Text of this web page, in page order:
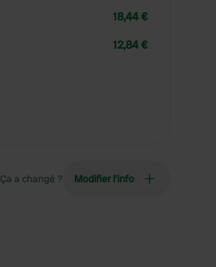
18,44 €
12,84 €
Ça a changé ? Modifier l’info